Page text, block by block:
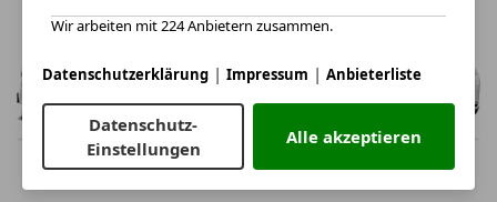
Wir arbeiten mit 224 Anbietern zusammen.
Datenschutzerklärung | Impressum | Anbieterliste
Datenschutz-
Einstellungen
Alle akzeptieren